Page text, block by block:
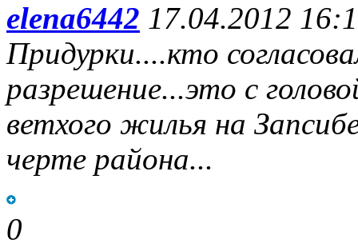
elena6442 17.04.2012
Придурки....кто
разрешение...это с
ветхого жилья на
черте района...
0